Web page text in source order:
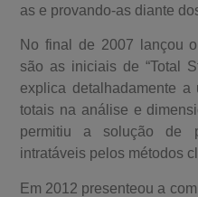
as e provando-as diante
No final de 2007 lançou
são as iniciais de “Total
explica detalhadamente a
totais na análise e
permitiu a solução de
intratáveis pelos métodos
Em 2012 presenteou a